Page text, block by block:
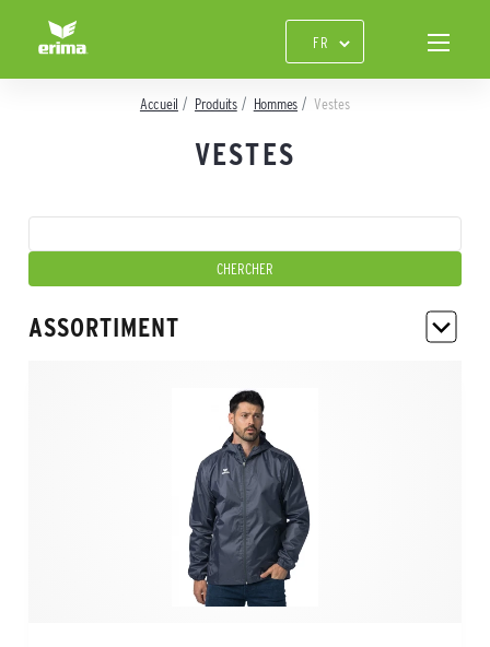
Accueil Produits Hommes Vestes
VESTES
ASSORTIMENT